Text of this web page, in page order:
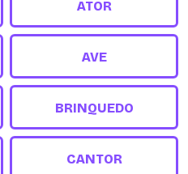
ATOR
AVE
BRINQUEDO
CANTOR